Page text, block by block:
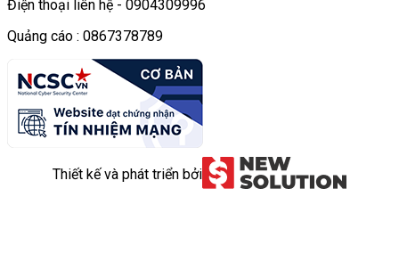
Điện thoại liên hệ - 0904309996
Quảng cáo : 0867378789
Thiết kế và phát triển bởi